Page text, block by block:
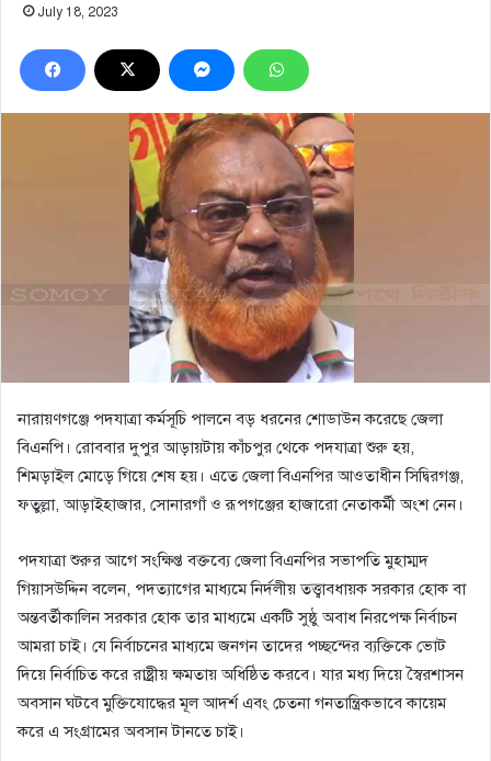
July 18, 2023
নারায়ণগঞ্জে পদযাত্রা কর্মসূচি পালনে বড় ধরনের শোডাউন করেছে জেলা
বিএনপি। রোববার দুপুর আড়ায়টায় কাঁচপুর থেকে পদযাত্রা শুরু হয়,
শিমড়াইল মোড়ে গিয়ে শেষ হয়। এতে জেলা বিএনপির আওতাধীন সিদ্বিরগঞ্জ,
ফতুল্লা, আড়াইহাজার, সোনারগাঁ ও রূপগঞ্জের হাজারো নেতাকর্মী অংশ নেন।
পদযাত্রা শুরুর আগে সংক্ষিপ্ত বক্তব্যে জেলা বিএনপির সভাপতি মুহাম্মদ
গিয়াসউদ্দিন বলেন, পদত্যাগের মাধ্যমে নির্দলীয় তত্ত্বাবধায়ক সরকার হোক বা
অন্তবর্তীকালিন সরকার হোক তার মাধ্যমে একটি সুষ্ঠু অবাধ নিরপেক্ষ নির্বাচন
আমরা চাই। যে নির্বাচনের মাধ্যমে জনগন তাদের পচ্ছন্দের ব্যক্তিকে ভোট
দিয়ে নির্বাচিত করে রাষ্ট্রীয় ক্ষমতায় অধিষ্ঠিত করবে। যার মধ্য দিয়ে স্বৈরশাসন
অবসান ঘটবে মুক্তিযোদ্ধের মূল আদর্শ এবং চেতনা গনতান্ত্রিকভাবে কায়েম
করে এ সংগ্রামের অবসান টানতে চাই।